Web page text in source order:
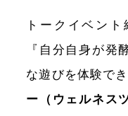
トークイベン
『自分自身が発
な遊びを体験で
ー（ウェルネス